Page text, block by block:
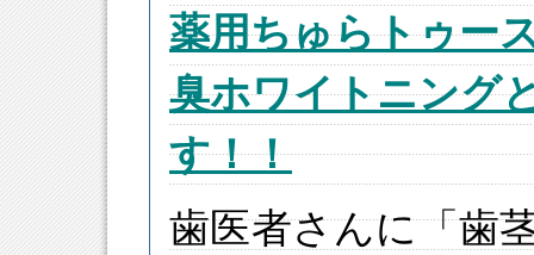
薬用ちゅらトゥー
臭ホワイトニング
す！！
歯医者さんに「歯